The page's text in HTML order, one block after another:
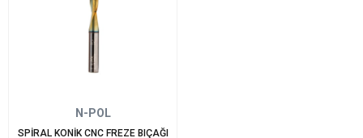
N-POL
SPİRAL KONİK CNC FREZE BIÇAĞI